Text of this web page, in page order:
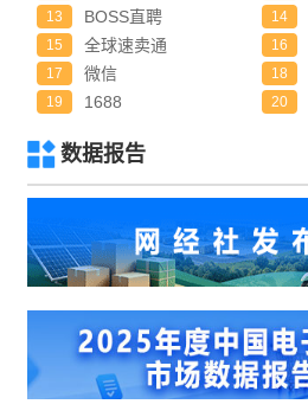
13 BOSS直聘 14
15 全球速卖通 16
17 微信 18
19 1688 20
数据报告